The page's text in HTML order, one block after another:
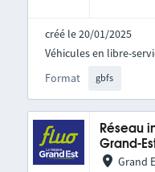
créé le 20/01/2025
Format gbfs
Véhicules en libre-
Réseau
Grand-
Grand